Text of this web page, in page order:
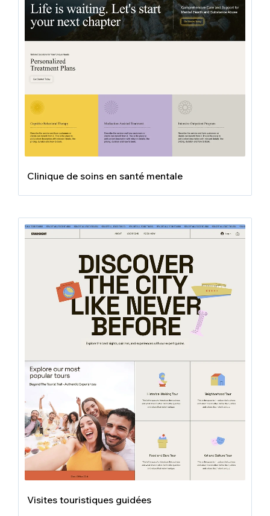
Clinique de soins en santé mentale
Visites touristiques guidées